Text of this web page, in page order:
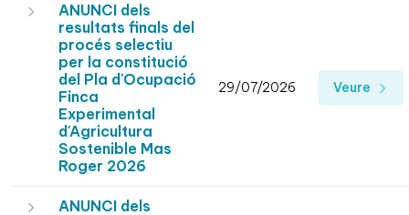
ANUNCI dels
resultats finals del
procés selectiu
per la constitució
del Pla d'Ocupació
Finca
Experimental
d'Agricultura
Sostenible Mas
Roger 2026
29/07/2026 Veure
ANUNCI dels